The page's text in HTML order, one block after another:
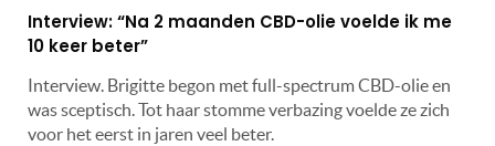
Interview: “Na 2 maanden CBD-olie voelde ik me
10 keer beter”
Interview. Brigitte begon met full-spectrum CBD-olie en
was sceptisch. Tot haar stomme verbazing voelde ze zich
voor het eerst in jaren veel beter.